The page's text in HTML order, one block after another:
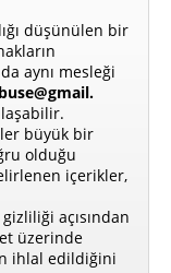
düşünülen bir
aynı mesleği
büyük bir
olduğu
içerikler,
açısından
üzerinde
ihlal edildiğini